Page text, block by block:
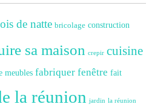
de natte bricolage construction
sa maison crepir cuisine
meubles fabriquer fenêtre fait
la réunion jardin la réunion